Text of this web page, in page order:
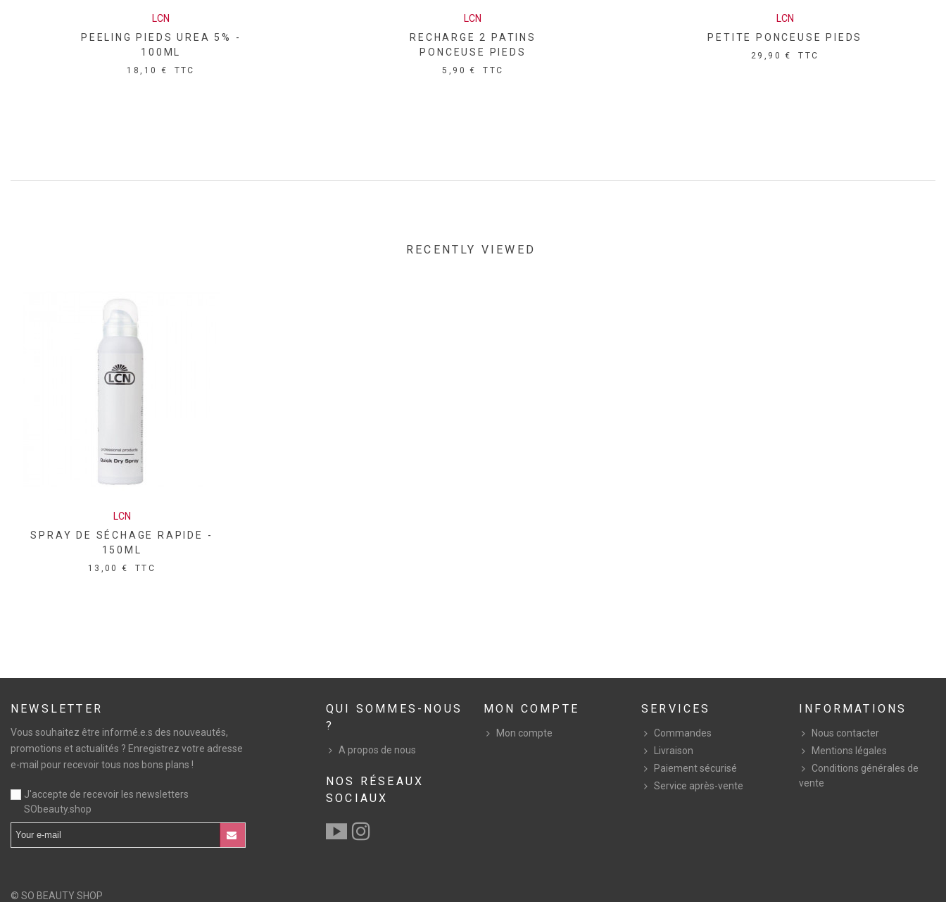
LCN
PEELING PIEDS UREA 5% -
100ML
18,10 € TTC
LCN
RECHARGE 2 PATINS
PONCEUSE PIEDS
5,90 € TTC
LCN
PETITE PONCEUSE PIEDS
29,90 € TTC
RECENTLY VIEWED
LCN
SPRAY DE SÉCHAGE RAPIDE -
150ML
13,00 € TTC
NEWSLETTER
Vous souhaitez être informé.e.s des nouveautés,
promotions et actualités ? Enregistrez votre adresse
e-mail pour recevoir tous nos bons plans !
J'accepte de recevoir les newsletters
SObeauty.shop
QUI SOMMES-NOUS
?
A propos de nous
NOS RÉSEAUX
SOCIAUX
MON COMPTE
Mon compte
SERVICES
Commandes
Livraison
Paiement sécurisé
Service après-vente
INFORMATIONS
Nous contacter
Mentions légales
Conditions générales de
vente
© SO BEAUTY SHOP